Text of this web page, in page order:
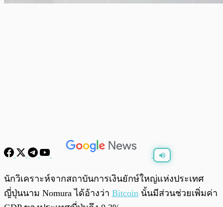
พร้อมเล่น 0:00
นักวิเคราะห์จากสถาบันการเงินยักษ์ใหญ่แห่งประเทศ
ญี่ปุ่นนาม Nomura ได้อ้างว่า Bitcoin นั้นมีส่วนช่วยเพิ่มค่า